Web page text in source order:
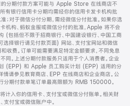
分期付款方案可能与 Apple Store 在线商店不
有银行信用卡分期均需经你的信用卡发卡机构批
；对于微信分付分期，需经微信分付批准。如果你选
机构、蚂蚁金服或微信分付的批准，Apple 将不会
(包括但不限于招商银行、中国建设银行、中国工商
选择银行请见付款页面) 网站、支付宝网站和微信
收费。订单可能需要满足特定金额要求，不同免息
同。上述分期付款服务只适用于个人消费者。企业
划 (EPP) 和 Apple 员工购买计划 (EPP) 适用的分
情请参见教育商店、EPP 在线商店和企业商店。公
分期付款单笔订单最高限额为 RMB 150000。
计入你的信用卡、支付宝或微信分付账单。相关财
支付宝或微信账户中。